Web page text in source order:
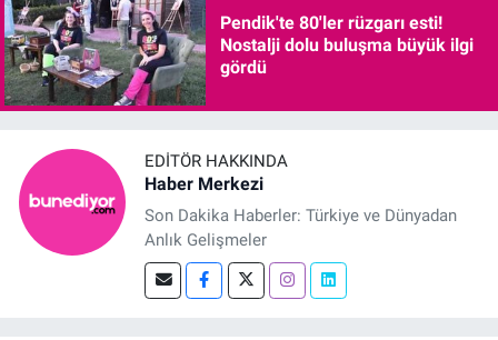
Pendik'te 80'ler rüzgarı esti!
Nostalji dolu buluşma büyük ilgi
gördü
EDITÖR HAKKINDA
Haber Merkezi
Son Dakika Haberler: Türkiye ve Dünyadan
Anlık Gelişmeler